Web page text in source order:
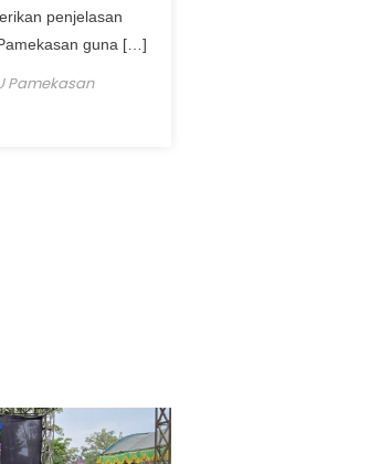
penjelasan
guna […]
Pamekasan